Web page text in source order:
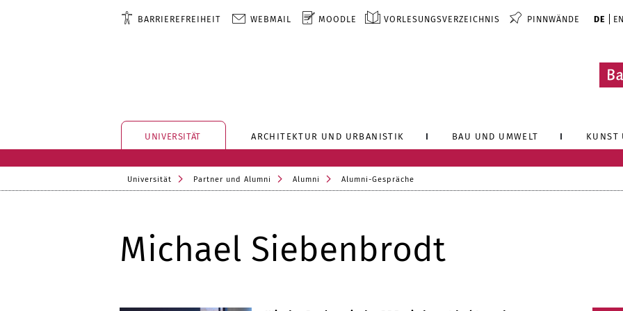
BARRIEREFREIHEIT WEBMAIL MOODLE VORLESUNGSVERZEICHNIS PINNWÄNDE DE EN
UNIVERSITÄT ARCHITEKTUR UND URBANISTIK BAU UND UMWELT KUNST
Universität Partner und Alumni Alumni Alumni-Gespräche
Michael Siebenbrodt